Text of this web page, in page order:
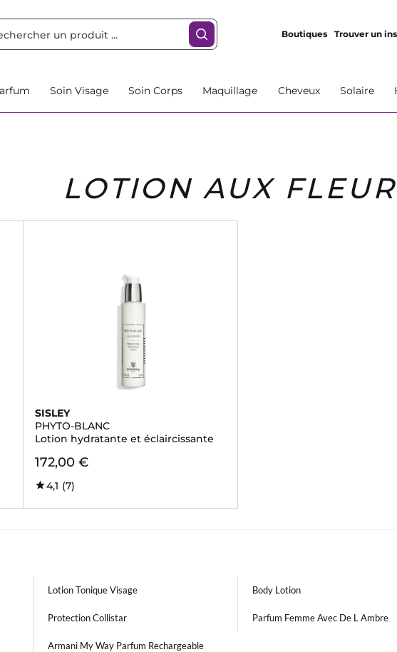
Boutiques Trouver un
Soin Visage Soin Corps Maquillage Cheveux Solaire
LOTION AUX
SISLEY
PHYTO-BLANC
Lotion hydratante et éclaircissante
172,00 €
4,1 (7)
Lotion Tonique Visage Body Lotion
Protection Collistar Parfum Femme Avec De L Ambre
Armani My Way Parfum Rechargeable